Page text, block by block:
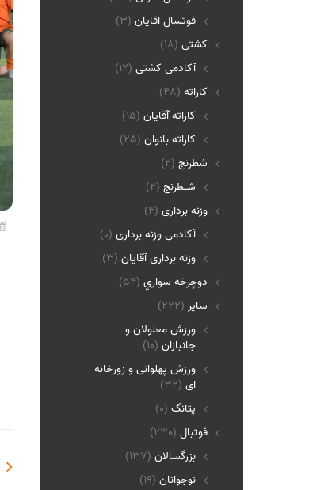
فوتسال اقايان (3)
(18) کشتی
آکادمی کشتی (12)
(48) کاراته
کاراته آقایان (15)
کاراته بانوان (25)
(2) شطرنج
شـطرنج (2)
(4) وزنه برداری
آکادمی وزنه برداری (0)
وزنه برداری آقایان (3)
(54) دوچرخه سواري
(222) ساير
ورزش معلولان و
جانبازان (10)
ورزش پهلوانی و زورخانه
ای (32)
پتانگ (0)
(230) فوتبال
بزرگسالان (137)
نوجوانان (19)